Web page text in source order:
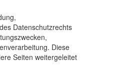
Datenschutzrechts
Diese
Seiten weitergeleitet